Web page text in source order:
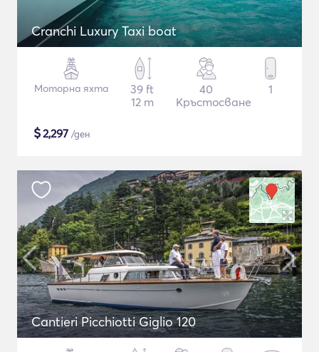
Cranchi Luxury Taxi boat
Моторна яхта
39 ft
12 m
40
Кръстосване
1
$2,297 /ден
Cantieri Picchiotti Giglio 120